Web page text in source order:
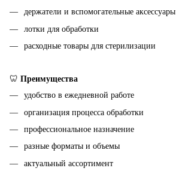
держатели и вспомогательные аксессуары
лотки для обработки
расходные товары для стерилизации
🦷 Преимущества
удобство в ежедневной работе
организация процесса обработки
профессиональное назначение
разные форматы и объемы
актуальный ассортимент